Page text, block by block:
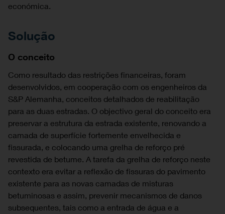
económica.
Solução
O conceito
Como resultado das restrições financeiras, foram
desenvolvidos, em cooperação com os engenheiros da
S&P Alemanha, conceitos detalhados de reabilitação
para as duas estradas. O objectivo geral do conceito era
preservar a estrutura da estrada existente, renovando a
camada de superfície fortemente envelhecida e
fissurada, e colocando uma grelha de reforço pré
revestida de betume. A tarefa da grelha de reforço neste
contexto era evitar a reflexão de fissuras do pavimento
existente para as novas camadas de misturas
betuminosas e assim, prevenir mecanismos de danos
subsequentes, tais como a entrada de água e a